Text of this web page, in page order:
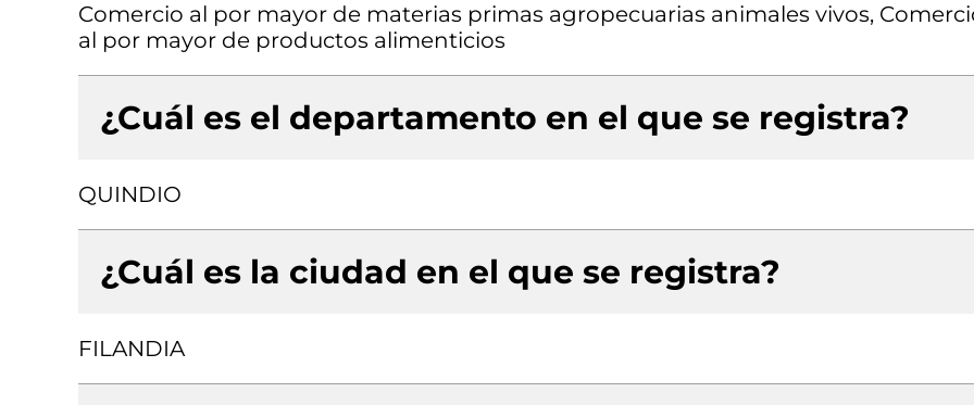
Comercio al por mayor de materias primas agropecuarias animales vivos,
al por mayor de productos alimenticios
¿Cuál es el departamento en el que se registra?
QUINDIO
¿Cuál es la ciudad en el que se registra?
FILANDIA